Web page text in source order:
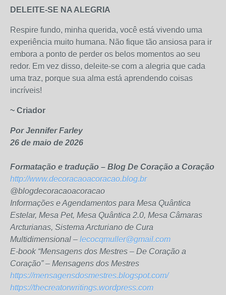
DELEITE-SE NA ALEGRIA
Respire fundo, minha querida, você está vivendo uma
experiência muito humana. Não fique tão ansiosa para ir
embora a ponto de perder os belos momentos ao seu
redor. Em vez disso, deleite-se com a alegria que cada
uma traz, porque sua alma está aprendendo coisas
incríveis!
~ Criador
Por Jennifer Farley
26 de maio de 2026
Formatação e tradução – Blog De Coração a Coração
http://www.decoracaoacoracao.blog.br
@blogdecoracaoacoracao
Informações e Agendamentos para Mesa Quântica
Estelar, Mesa Pet, Mesa Quântica 2.0, Mesa Câmaras
Arcturianas, Sistema Arcturiano de Cura
Multidimensional – lecocqmuller@gmail.com
E-book “Mensagens dos Mestres – De Coração a
Coração” – Mensagens dos Mestres
https://mensagensdosmestres.blogspot.com/
https://thecreatorwritings.wordpress.com